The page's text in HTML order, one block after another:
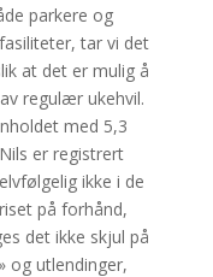
parkere og
tar vi det
at det er mulig å
regulær ukehvil.
med 5,3
er registrert
ikke i de
på forhånd,
det ikke skjul på
og utlendinger,